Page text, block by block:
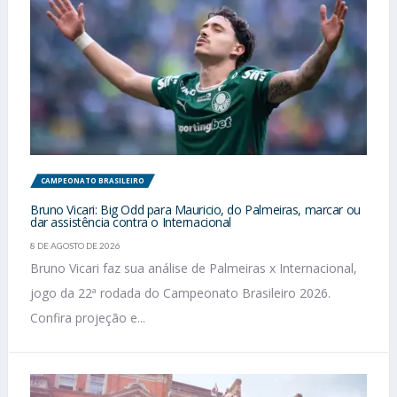
CAMPEONATO BRASILEIRO
Bruno Vicari: Big Odd para Mauricio, do Palmeiras, marcar ou
dar assistência contra o Internacional
8 DE AGOSTO DE 2026
Bruno Vicari faz sua análise de Palmeiras x Internacional,
jogo da 22ª rodada do Campeonato Brasileiro 2026.
Confira projeção e...